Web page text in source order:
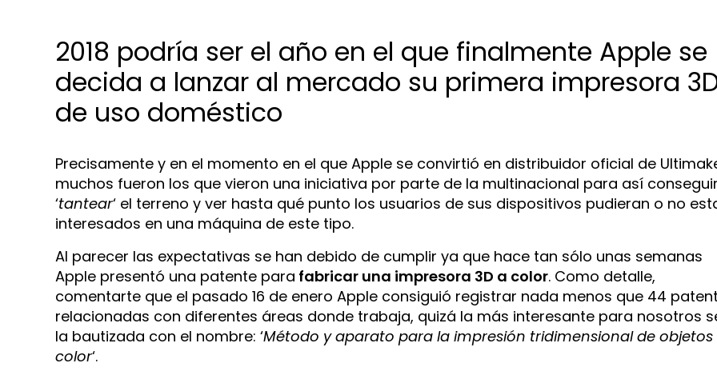
2018 podría ser el año en el que finalmente Apple se
decida a lanzar al mercado su primera impresora
de uso doméstico
Precisamente y en el momento en el que Apple se convirtió en distribuidor oficial de
muchos fueron los que vieron una iniciativa por parte de la multinacional para así conseguir
‘tantear‘ el terreno y ver hasta qué punto los usuarios de sus dispositivos pudieran o no
interesados en una máquina de este tipo.
Al parecer las expectativas se han debido de cumplir ya que hace tan sólo unas semanas
Apple presentó una patente para fabricar una impresora 3D a color. Como detalle,
comentarte que el pasado 16 de enero Apple consiguió registrar nada menos que 44
relacionadas con diferentes áreas donde trabaja, quizá la más interesante para nosotros
la bautizada con el nombre: ‘Método y aparato para la impresión tridimensional de objetos
color‘.